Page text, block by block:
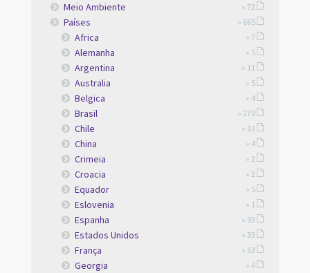
Meio Ambiente » 72
Países » 665
Africa » 7
Alemanha » 5
Argentina » 11
Australia » 5
Belgica » 4
Brasil » 270
Chile » 13
China » 4
Crimeia » 2
Croacia » 2
Equador » 5
Eslovenia » 1
Espanha » 93
Estados Unidos » 33
França » 63
Georgia » 6